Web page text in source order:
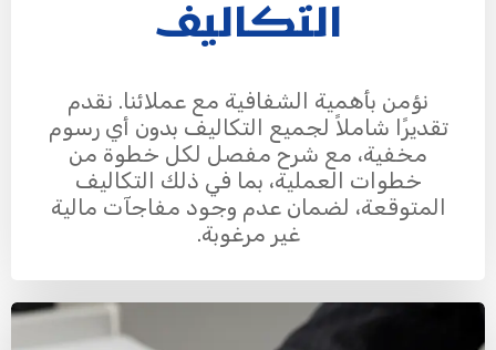
التكاليف
نؤمن بأهمية الشفافية مع عملائنا. نقدم
تقديرًا شاملاً لجميع التكاليف بدون أي رسوم
مخفية، مع شرح مفصل لكل خطوة من
خطوات العملية، بما في ذلك التكاليف
المتوقعة، لضمان عدم وجود مفاجآت مالية
غير مرغوبة.